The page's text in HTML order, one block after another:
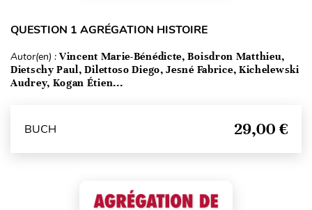
QUESTION 1 AGRÉGATION HISTOIRE
Autor(en) : Vincent Marie-Bénédicte, Boisdron Matthieu,
Dietschy Paul, Dilettoso Diego, Jesné Fabrice, Kichelewski
Audrey, Kogan Étien...
BUCH 29,00 €